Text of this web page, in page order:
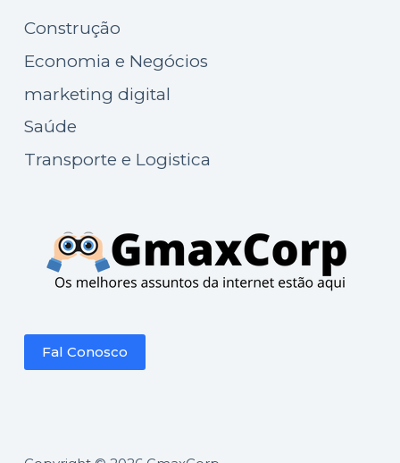
Construção
Economia e Negócios
marketing digital
Saúde
Transporte e Logistica
Fal Conosco